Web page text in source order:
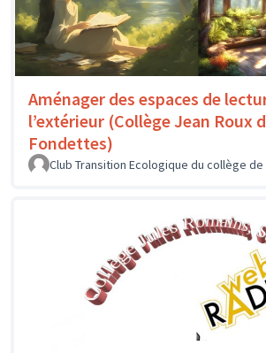
Aménager des espaces de
l’extérieur (Collège Jean Roux
Fondettes)
Club Transition Ecologique du collège